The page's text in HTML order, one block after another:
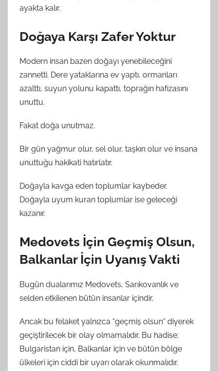
ayakta kalır.
Doğaya Karşı Zafer Yoktur
Modern insan bazen doğayı yenebileceğini
zannetti. Dere yataklarına ev yaptı, ormanları
azalttı, suyun yolunu kapattı, toprağın hafızasını
unuttu.
Fakat doğa unutmaz.
Bir gün yağmur olur, sel olur, taşkın olur ve insana
unuttuğu hakikati hatırlatır.
Doğayla kavga eden toplumlar kaybeder.
Doğayla uyum kuran toplumlar ise geleceği
kazanır.
Medovets İçin Geçmiş Olsun,
Balkanlar İçin Uyanış Vakti
Bugün dualarımız Medovets, Sarıkovanlık ve
selden etkilenen bütün insanlar içindir.
Ancak bu felaket yalnızca “geçmiş olsun” diyerek
geçiştirilecek bir olay olmamalıdır. Bu hadise;
Bulgaristan için, Balkanlar için ve bütün bölge
ülkeleri için ciddi bir uyarı olarak okunmalıdır.